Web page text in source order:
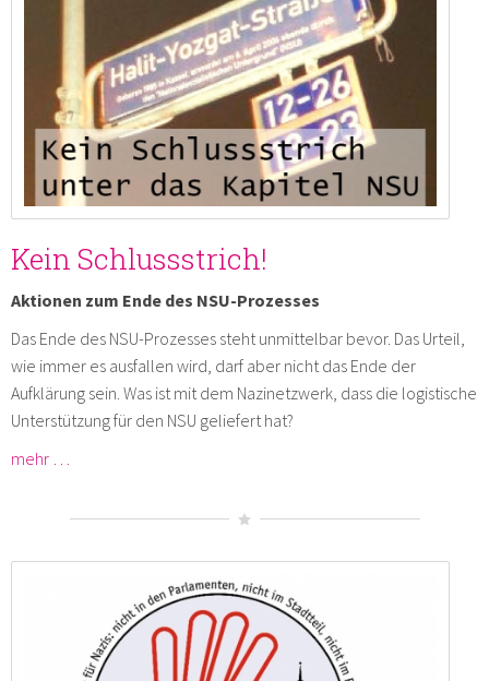
Kein Schlussstrich!
Aktionen zum Ende des NSU-Prozesses
Das Ende des NSU-Prozesses steht unmittelbar bevor. Das Urteil,
wie immer es ausfallen wird, darf aber nicht das Ende der
Aufklärung sein. Was ist mit dem Nazinetzwerk, dass die logistische
Unterstützung für den NSU geliefert hat?
mehr …